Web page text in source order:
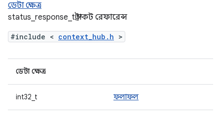
ডেটা ক্ষেত্র
status_response_t স্ট্রাকট রেফারেন্স
#include < context_hub.h >
ডেটা ক্ষেত্র
int32_t ফলাফল